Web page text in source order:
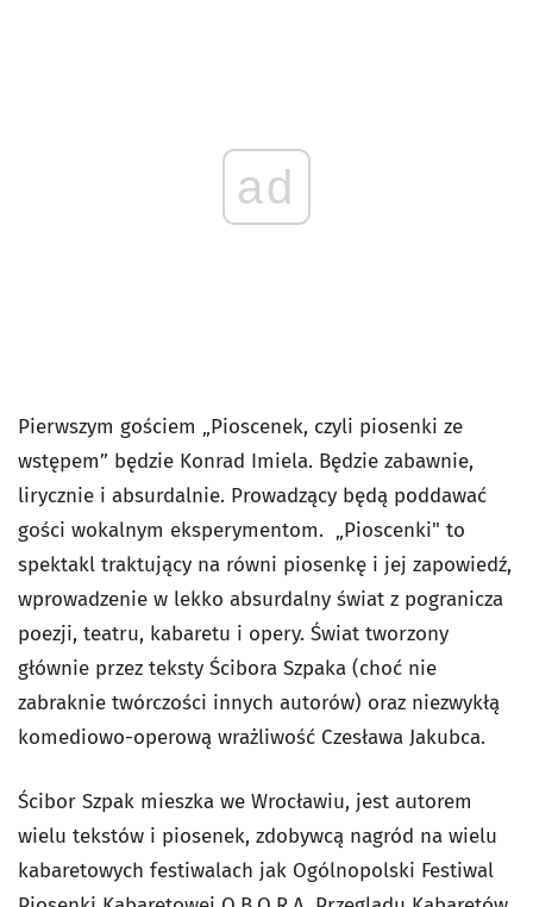
ad
Pierwszym gościem „Pioscenek, czyli piosenki ze
wstępem” będzie Konrad Imiela. Będzie zabawnie,
lirycznie i absurdalnie. Prowadzący będą poddawać
gości wokalnym eksperymentom. „Pioscenki" to
spektakl traktujący na równi piosenkę i jej zapowiedź,
wprowadzenie w lekko absurdalny świat z pogranicza
poezji, teatru, kabaretu i opery. Świat tworzony
głównie przez teksty Ścibora Szpaka (choć nie
zabraknie twórczości innych autorów) oraz niezwykłą
komediowo-operową wrażliwość Czesława Jakubca.
Ścibor Szpak mieszka we Wrocławiu, jest autorem
wielu tekstów i piosenek, zdobywcą nagród na wielu
kabaretowych festiwalach jak Ogólnopolski Festiwal